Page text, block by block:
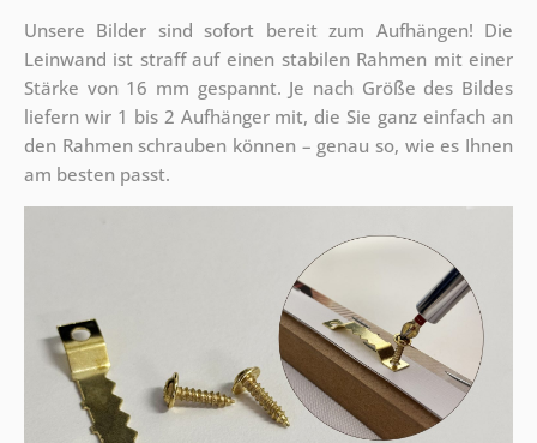
Unsere Bilder sind sofort bereit zum Aufhängen! Die
Leinwand ist straff auf einen stabilen Rahmen mit einer
Stärke von 16 mm gespannt. Je nach Größe des Bildes
liefern wir 1 bis 2 Aufhänger mit, die Sie ganz einfach an
den Rahmen schrauben können – genau so, wie es Ihnen
am besten passt.